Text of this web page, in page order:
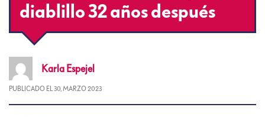
diablillo 32 años después
Karla Espejel
PUBLICADO EL 30, MARZO 2023